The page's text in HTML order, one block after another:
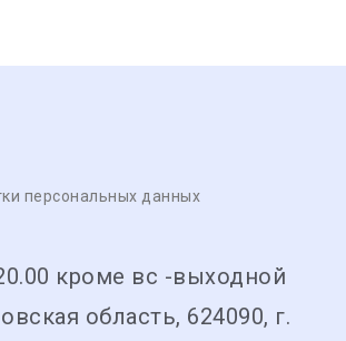
персональных данных
кроме вс -выходной
область, 624090, г.